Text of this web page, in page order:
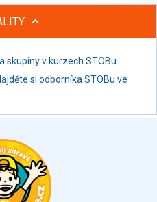
výrobky
skupiny v kurzech STOBu
si odborníka STOBu ve